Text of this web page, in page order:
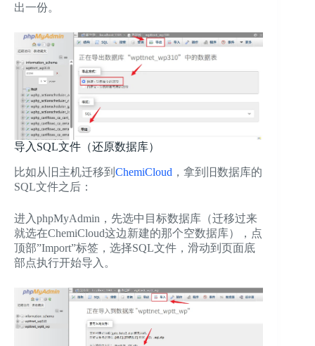
出一份。
导入SQL文件（还原数据库）
比如从旧主机迁移到 ChemiCloud ，拿到旧数据库的
SQL文件之后：
进入phpMyAdmin，先选中目标数据库（迁移过来
就选在ChemiCloud这边新建的那个空数据库），点
顶部”Import”标签，选择SQL文件，滑动到页面底
部点执行开始导入。